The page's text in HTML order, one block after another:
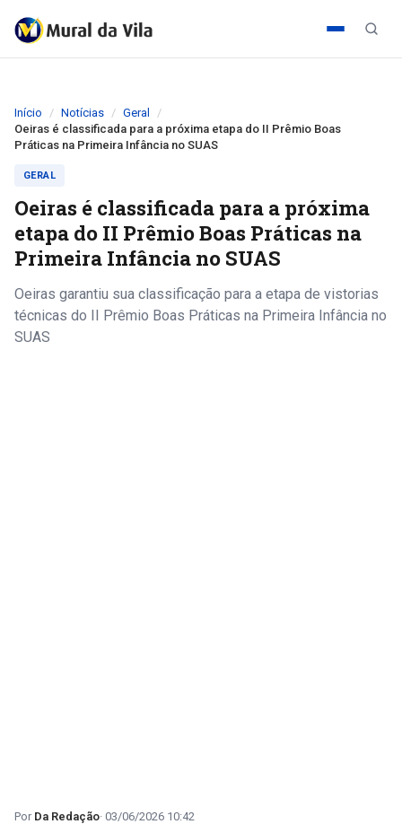
Início Notícias
Geral
Oeiras é classificada para a próxima etapa do II Prêmio Boas
Práticas na Primeira Infância no SUAS
GERAL
Oeiras é classificada para a próxima
etapa do II Prêmio Boas Práticas na
Primeira Infância no SUAS
Oeiras garantiu sua classificação para a etapa de vistorias
técnicas do II Prêmio Boas Práticas na Primeira Infância no
SUAS
Da Redação 03/06/2026 10:42